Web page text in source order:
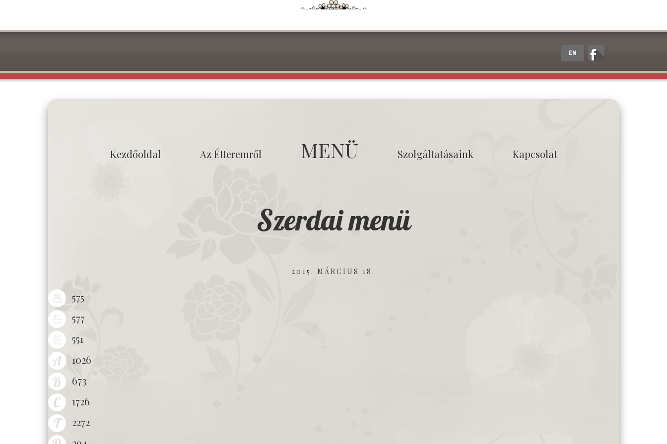
EN
Kezdőoldal Az Étteremről MENÜ Szolgáltatásaink Kapcsolat
Szerdai menü
2015. MÁRCIUS 18.
575
577
551
1026
673
1726
2272